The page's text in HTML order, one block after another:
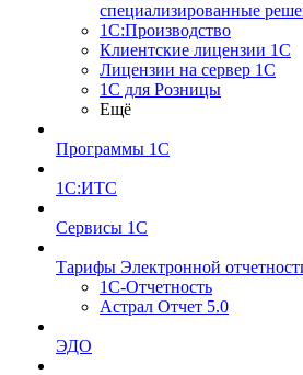
специализированные
1С:Производство
Клиентские лицензии 1С
Лицензии на сервер 1С
1С для Розницы
Ещё
Программы 1С
1С:ИТС
Сервисы 1С
Тарифы Электронной
1С-Отчетность
Астрал Отчет 5.0
ЭДО